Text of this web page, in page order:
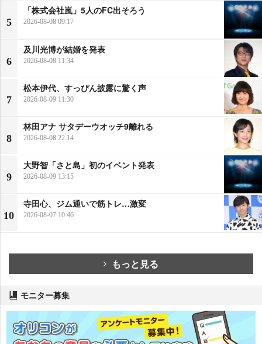
5
「株式会社嵐」5人のFC出そろう
2026-08-08 09:17
6
及川光博が結婚を発表
2026-08-08 11:34
7
松本伊代、すっぴん披露に驚く声
2026-08-09 11:30
8
林田アナ サタデーウオッチ9離れる
2026-08-08 22:14
9
大野智「さと島」初のイベント発表
2026-08-09 13:15
10
寺田心、ジム通いで筋トレ…激変
2026-08-07 10:46
もっと見る
モニター募集